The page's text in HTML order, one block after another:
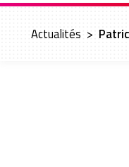
Actualités >